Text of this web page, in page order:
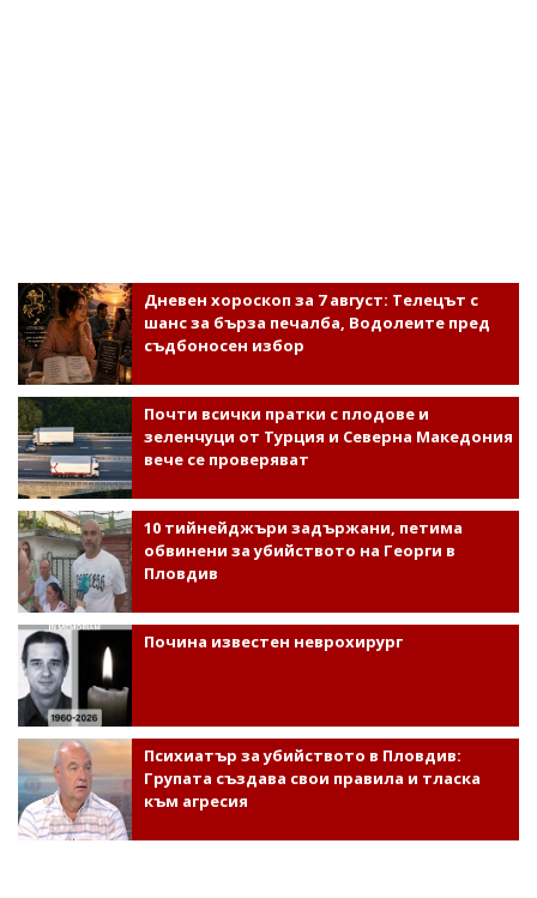
Дневен хороскоп за 7 август: Телецът с
шанс за бърза печалба, Водолеите пред
съдбоносен избор
Почти всички пратки с плодове и
зеленчуци от Турция и Северна Македония
вече се проверяват
10 тийнейджъри задържани, петима
обвинени за убийството на Георги в
Пловдив
Почина известен неврохирург
Психиатър за убийството в Пловдив:
Групата създава свои правила и тласка
към агресия